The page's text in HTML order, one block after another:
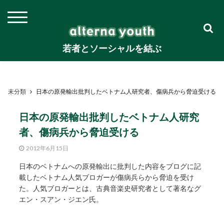
若者とソーシャルを結ぶ
未分類 日本の原発輸出批判したベトナム人研究者、傷病兵から脅迫受ける
日本の原発輸出批判したベトナム人研究
者、傷病兵から脅迫受ける
2012年6月15日
日本のベトナムへの原発輸出に批判した内容をブログに記
載したベトナム人気ブロガーが傷病兵らから脅迫を受け
た。人気ブロガーとは、古典音楽史研究者として著名なグ
エン・スアン・ジエン氏。